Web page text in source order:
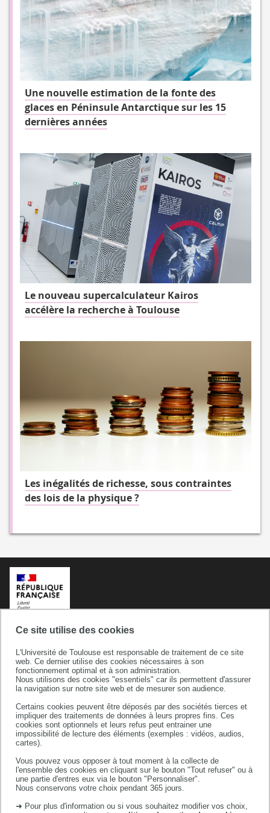
Ce site utilise des cookies
L'Université de Toulouse est responsable de traitement de ce site
web. Ce dernier utilise des cookies nécessaires à son
fonctionnement optimal et à son administration.
Nous utilisons des cookies "essentiels" car ils permettent d'assurer
la navigation sur notre site web et de mesurer son audience.
Certains cookies peuvent être déposés par des sociétés tierces et
impliquer des traitements de données à leurs propres fins. Ces
cookies sont optionnels et leurs refus peut entrainer une
impossibilité de lecture des éléments (exemples : vidéos, audios,
cartes).
Vous pouvez vous opposer à tout moment à la collecte de
l'ensemble des cookies en cliquant sur le bouton "Tout refuser" ou à
une partie d'entres eux via le bouton "Personnaliser".
Nous conservons votre choix pendant 365 jours.
➜ Pour plus d'information ou si vous souhaitez modifier vos choix,
Une nouvelle estimation de la fonte des
glaces en Péninsule Antarctique sur les 15
dernières années
Le nouveau supercalculateur Kairos
accélère la recherche à Toulouse
Les inégalités de richesse, sous contraintes
des lois de la physique ?
Université de Toulouse
118 route de Narbonne
31062 TOULOUSE CEDEX 9
téléphone +33 (0)5 61 55 66 11